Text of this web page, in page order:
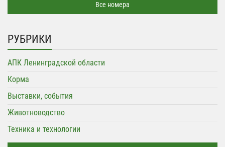
Все номера
РУБРИКИ
АПК Ленинградской области
Корма
Выставки, события
Животноводство
Техника и технологии